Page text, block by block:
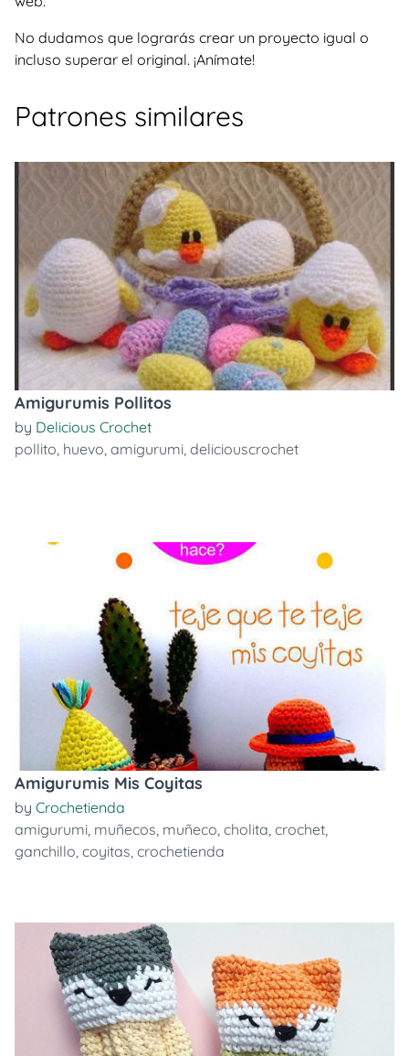
No dudamos que lograrás crear un proyecto igual o
incluso superar el original. ¡Anímate!
Patrones similares
Amigurumis Pollitos
by Delicious Crochet
pollito, huevo, amigurumi, deliciouscrochet
Amigurumis Mis Coyitas
by Crochetienda
amigurumi, muñecos, muñeco, cholita, crochet,
ganchillo, coyitas, crochetienda